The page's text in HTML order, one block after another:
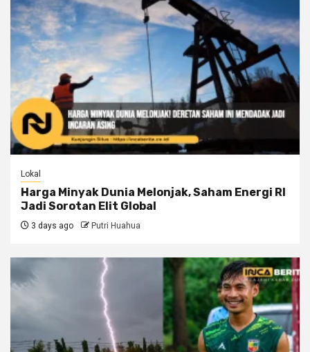
Lokal
Harga Minyak Dunia Melonjak, Saham Energi RI
Jadi Sorotan Elit Global
3 days ago Putri Huahua